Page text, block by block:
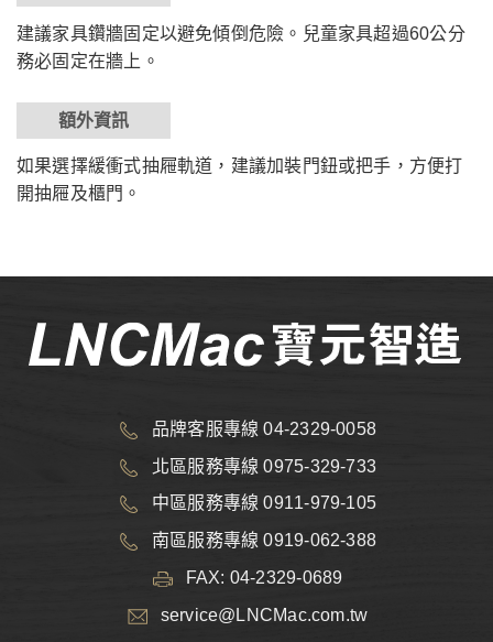
建議家具鑽牆固定以避免傾倒危險。兒童家具超過60公分
務必固定在牆上。
額外資訊
如果選擇緩衝式抽屜軌道，建議加裝門鈕或把手，方便打
開抽屜及櫃門。
品牌客服專線 04-2329-0058
北區服務專線 0975-329-733
中區服務專線 0911-979-105
南區服務專線 0919-062-388
FAX: 04-2329-0689
service@LNCMac.com.tw